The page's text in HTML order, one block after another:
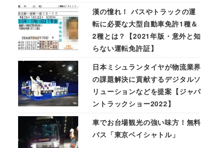
漢の憧れ！ バスやトラックの運
転に必要な大型自動車免許1種＆
2種とは？【2021年版・意外と知
らない運転免許証】
日本ミシュランタイヤが物流業界
の課題解決に貢献するデジタルソ
リューションなどを提案【ジャパ
ントラックショー2022】
車でお台場観光の強い味方！無料
バス「東京ベイシャトル」